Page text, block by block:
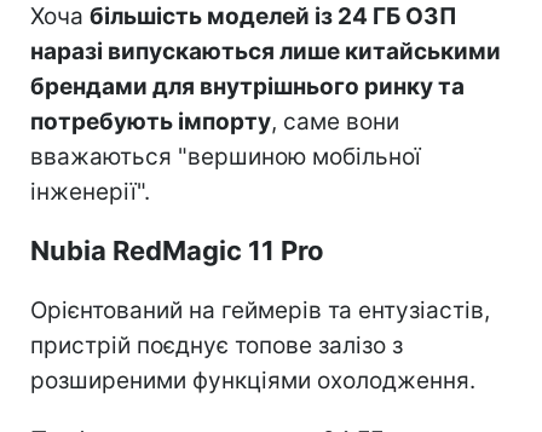
Хоча більшість моделей із 24 ГБ ОЗП
наразі випускаються лише китайськими
брендами для внутрішнього ринку та
потребують імпорту, саме вони
вважаються "вершиною мобільної
інженерії".
Nubia RedMagic 11 Pro
Орієнтований на геймерів та ентузіастів,
пристрій поєднує топове залізо з
розширеними функціями охолодження.